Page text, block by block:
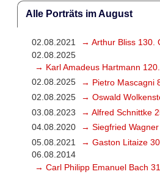
Alle Porträts im August
02.08.2021
→ Arthur Bliss 130.
02.08.2025
→ Karl Amadeus Hartmann
02.08.2025
→ Pietro Mascagni
02.08.2025
→ Oswald
03.08.2023
→ Alfred Schnittke
04.08.2020
→ Siegfried Wagner
05.08.2021
→ Gaston Litaize
06.08.2014
→ Carl Philipp Emanuel Bach